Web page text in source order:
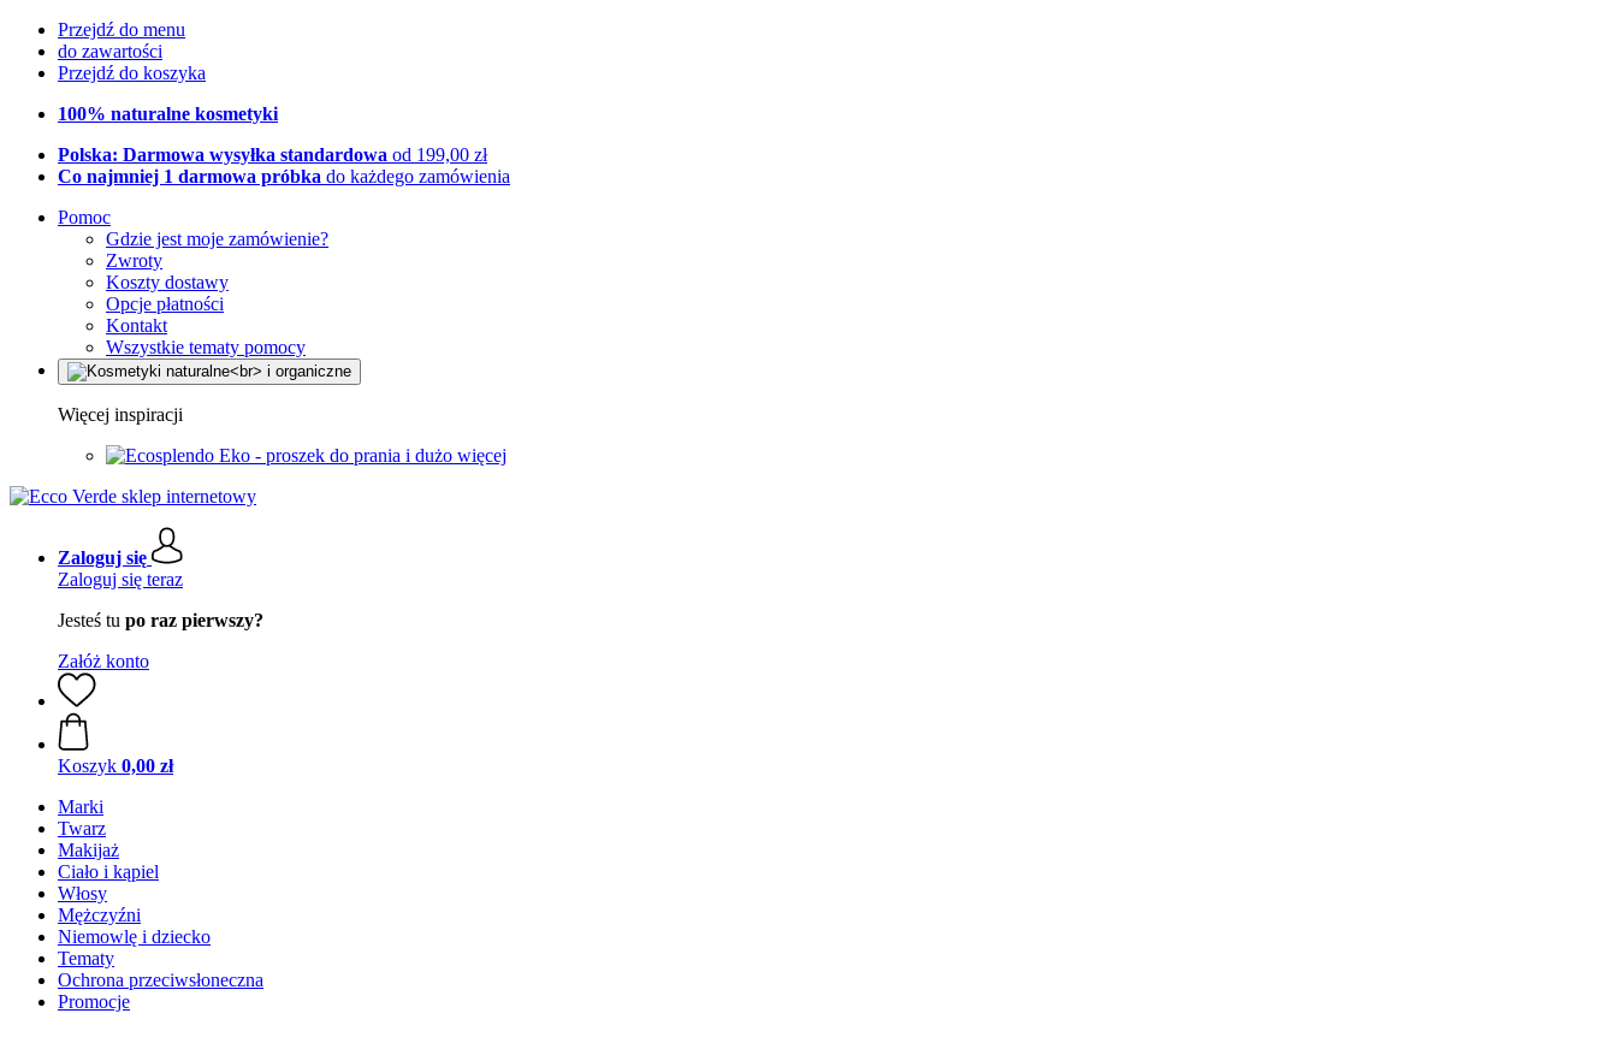
Przejdź do menu
do zawartości
Przejdź do koszyka
100% naturalne kosmetyki
Polska: Darmowa wysyłka standardowa od 199,00 zł
Co najmniej 1 darmowa próbka do każdego zamówienia
Pomoc
Gdzie jest moje zamówienie?
Zwroty
Koszty dostawy
Opcje płatności
Kontakt
Wszystkie tematy pomocy
Więcej inspiracji
Eko - proszek do prania i dużo więcej
Zaloguj się
Zaloguj się teraz
Jesteś tu po raz pierwszy?
Załóż konto
Koszyk 0,00 zł
Marki
Twarz
Makijaż
Ciało i kąpiel
Włosy
Mężczyźni
Niemowlę i dziecko
Tematy
Ochrona przeciwsłoneczna
Promocje